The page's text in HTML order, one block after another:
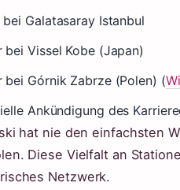
bei Galatasaray Istanbul
Vissel Kobe (Japan)
bei Górnik Zabrze (Polen) (
Ankündigung des
hat nie den einfachsten
Diese Vielfalt an
Netzwerk.